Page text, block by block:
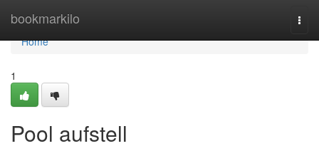
bookmarkilo
Home
Home
1
Pool aufstell